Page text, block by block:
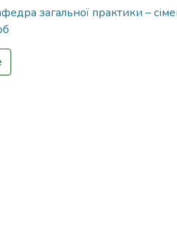
загальної практики –